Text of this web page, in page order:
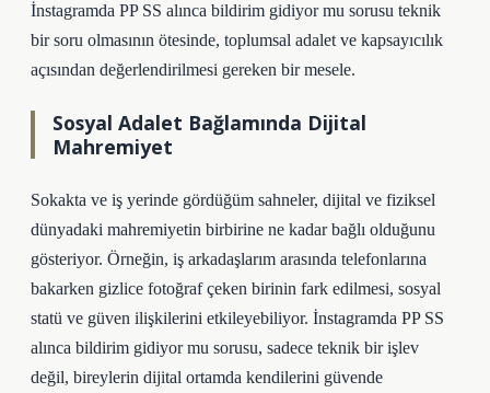
İnstagramda PP SS alınca bildirim gidiyor mu sorusu teknik
bir soru olmasının ötesinde, toplumsal adalet ve kapsayıcılık
açısından değerlendirilmesi gereken bir mesele.
Sosyal Adalet Bağlamında Dijital
Mahremiyet
Sokakta ve iş yerinde gördüğüm sahneler, dijital ve fiziksel
dünyadaki mahremiyetin birbirine ne kadar bağlı olduğunu
gösteriyor. Örneğin, iş arkadaşlarım arasında telefonlarına
bakarken gizlice fotoğraf çeken birinin fark edilmesi, sosyal
statü ve güven ilişkilerini etkileyebiliyor. İnstagramda PP SS
alınca bildirim gidiyor mu sorusu, sadece teknik bir işlev
değil, bireylerin dijital ortamda kendilerini güvende